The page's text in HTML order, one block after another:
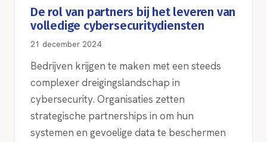
De rol van partners bij het leveren van
volledige cybersecuritydiensten
21 december 2024
Bedrijven krijgen te maken met een steeds
complexer dreigingslandschap in
cybersecurity. Organisaties zetten
strategische partnerships in om hun
systemen en gevoelige data te beschermen